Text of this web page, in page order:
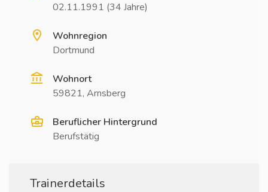
02.11.1991 (34 Jahre)
Wohnregion
Dortmund
Wohnort
59821, Arnsberg
Beruflicher Hintergrund
Berufstätig
Trainerdetails